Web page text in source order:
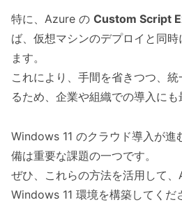
特に、Azure の Custom Script
ば、仮想マシンのデプロイと同
ます。
これにより、手間を省きつつ、
るため、企業や組織での導入にも
Windows 11 のクラウド導入が進
備は重要な課題の一つです。
ぜひ、これらの方法を活用して
Windows 11 環境を構築してくだ